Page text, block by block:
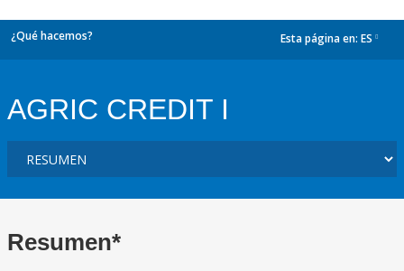
¿Qué hacemos? Esta página en: ES
AGRIC CREDIT I
Resumen*